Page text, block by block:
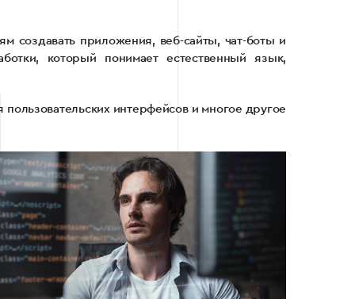
создавать приложения, веб-сайты, чат-боты и
который понимает естественный язык,
интерфейсов и многое другое